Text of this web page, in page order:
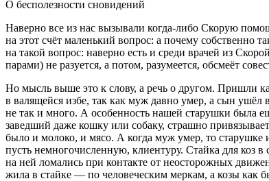
О бесполезности сновидений
Наверно все из нас вызывали когда-либо Скорую
на этот счёт маленький вопрос: а почему собственно
на такой вопрос: наверно есть и среди врачей из
парами) не разуется, а потом, разумеется, обсмеёт
Но мысль выше это к слову, а речь о другом. Пришли
в валящейся избе, так как муж давно умер, а сын
не так и много. А особенность нашей старушки была
заведший даже кошку или собаку, страшно
было и молоко, и мясо. А когда муж умер, то старушке
пусть немногочисленную, клиентуру. Стайка для коз
на ней ломались при контакте от неосторожных
жила в стайке — по человеческим меркам, а козы